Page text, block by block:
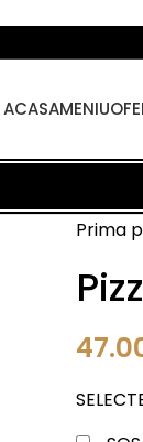
ACASAMENIU
Prima